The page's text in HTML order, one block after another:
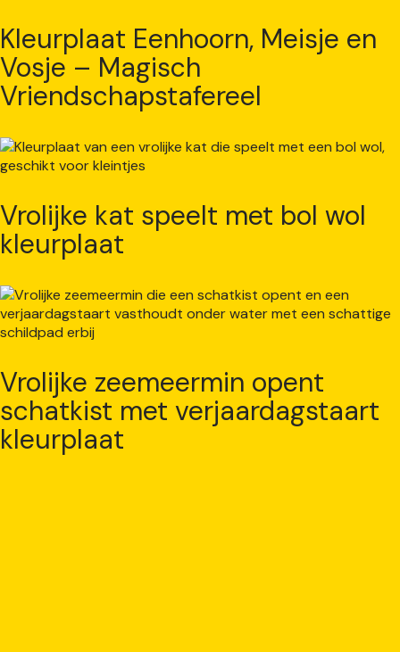
Kleurplaat Eenhoorn, Meisje en
Vosje – Magisch
Vriendschapstafereel
Vrolijke kat speelt met bol wol
kleurplaat
Vrolijke zeemeermin opent
schatkist met verjaardagstaart
kleurplaat